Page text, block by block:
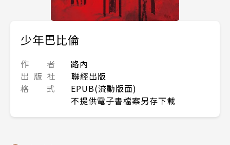
少年巴比倫
作 者
路內
出 版 社
聯經出版
格 式
EPUB(流動版面)
不提供電子書檔案另存下載